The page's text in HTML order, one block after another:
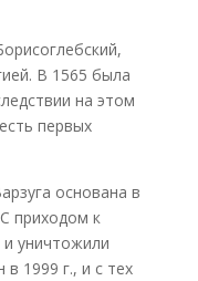
В 1565 была
на этом
первых
основана в
приходом к
уничтожили
в 1999 г., и с тех